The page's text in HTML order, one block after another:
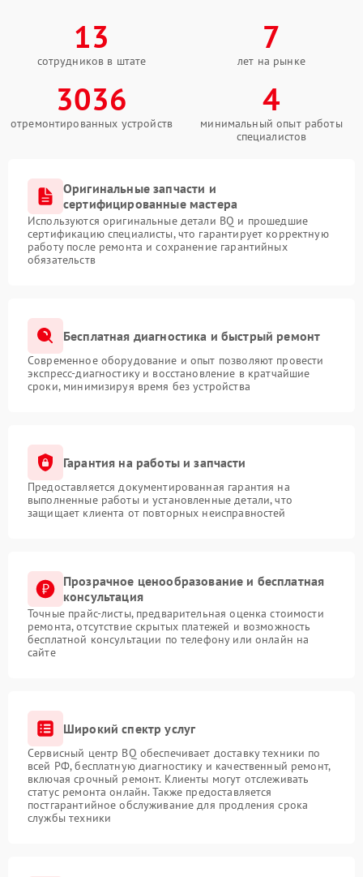
13
сотрудников в штате
7
лет на рынке
3036
отремонтированных устройств
4
минимальный опыт работы
специалистов
Оригинальные запчасти и
сертифицированные мастера
Используются оригинальные детали BQ и прошедшие
сертификацию специалисты, что гарантирует корректную
работу после ремонта и сохранение гарантийных
обязательств
Бесплатная диагностика и быстрый ремонт
Современное оборудование и опыт позволяют провести
экспресс-диагностику и восстановление в кратчайшие
сроки, минимизируя время без устройства
Гарантия на работы и запчасти
Предоставляется документированная гарантия на
выполненные работы и установленные детали, что
защищает клиента от повторных неисправностей
Прозрачное ценообразование и бесплатная
консультация
Точные прайс-листы, предварительная оценка стоимости
ремонта, отсутствие скрытых платежей и возможность
бесплатной консультации по телефону или онлайн на
сайте
Широкий спектр услуг
Сервисный центр BQ обеспечивает доставку техники по
всей РФ, бесплатную диагностику и качественный ремонт,
включая срочный ремонт. Клиенты могут отслеживать
статус ремонта онлайн. Также предоставляется
постгарантийное обслуживание для продления срока
службы техники